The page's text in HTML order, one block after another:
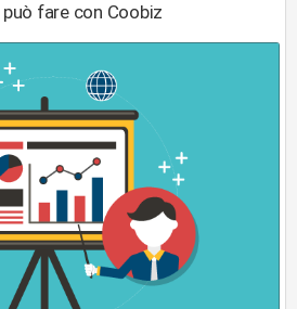
può fare con Coobiz